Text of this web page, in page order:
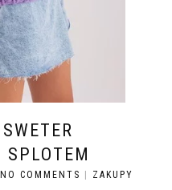
SPLOTEM
NO COMMENTS | ZAKUPY